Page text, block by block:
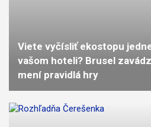
Viete vyčísliť ekostopu
vašom hoteli? Brusel
mení pravidlá hry